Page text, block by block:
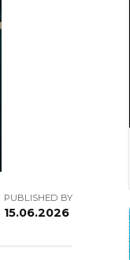
PUBLISHED BY
15.06.2026